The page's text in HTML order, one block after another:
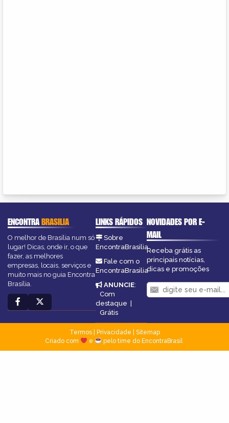
ENCONTRABRASILIA
O melhor de Brasília num só
lugar! Dicas, onde ir, o que
fazer, as melhores
empresas, locais, serviços e
muito mais no guia Encontra
Brasília.
LINKS RÁPIDOS
Sobre
EncontraBrasilia
Fale com o
EncontraBrasilia
ANUNCIE:
Com
destaque |
Grátis
NOVIDADES POR E-
MAIL
Receba grátis as
principais notícias,
dicas e promoções
Termos| Privacidade
Sitemap
Criado com
e pelo time do EncontraBrasil